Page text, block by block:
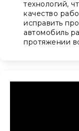
технологий,
качество
исправить
автомобиль
протяжении